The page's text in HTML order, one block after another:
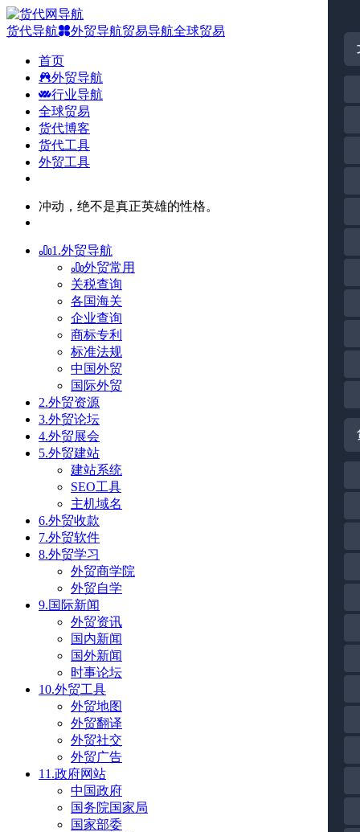
货代导航 外贸导航贸易导航全球贸易
首页
外贸导航
行业导航
全球贸易
货代博客
货代工具
外贸工具
冲动，绝不是真正英雄的性格。
1.外贸导航
外贸常用
关税查询
各国海关
企业查询
商标专利
标准法规
中国外贸
国际外贸
2.外贸资源
3.外贸论坛
4.外贸展会
5.外贸建站
建站系统
SEO工具
主机域名
6.外贸收款
7.外贸软件
8.外贸学习
外贸商学院
外贸自学
9.国际新闻
外贸资讯
国内新闻
国外新闻
时事论坛
10.外贸工具
外贸地图
外贸翻译
外贸社交
外贸广告
11.政府网站
中国政府
国务院国家局
国家部委